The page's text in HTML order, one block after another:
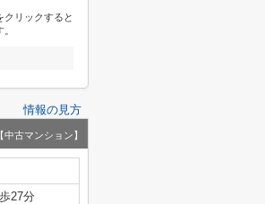
リックすると
情報の見方
【中古マンション】
27分